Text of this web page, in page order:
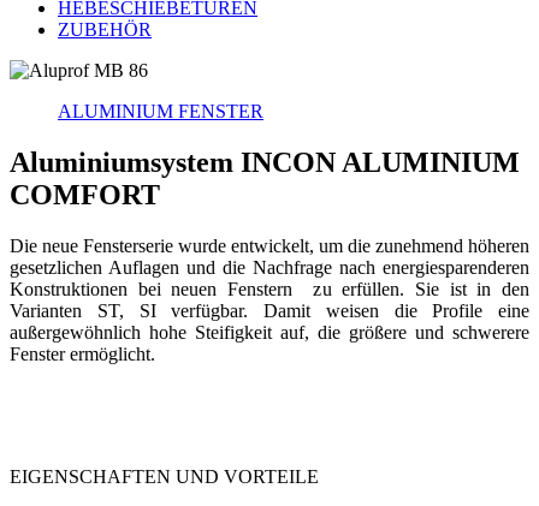
HEBESCHIEBETÜREN
ZUBEHÖR
ALUMINIUM FENSTER
Aluminiumsystem INCON ALUMINIUM
COMFORT
Die neue Fensterserie wurde entwickelt, um die zunehmend höheren
gesetzlichen Auflagen und die Nachfrage nach energiesparenderen
Konstruktionen bei neuen Fenstern zu erfüllen. Sie ist in den
Varianten ST, SI verfügbar. Damit weisen die Profile eine
außergewöhnlich hohe Steifigkeit auf, die größere und schwerere
Fenster ermöglicht.
EIGENSCHAFTEN UND VORTEILE